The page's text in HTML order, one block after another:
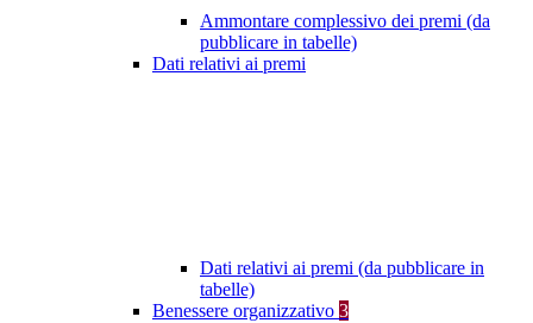
Ammontare complessivo dei premi (da
pubblicare in tabelle)
Dati relativi ai premi
Dati relativi ai premi (da pubblicare in
tabelle)
Benessere organizzativo 3